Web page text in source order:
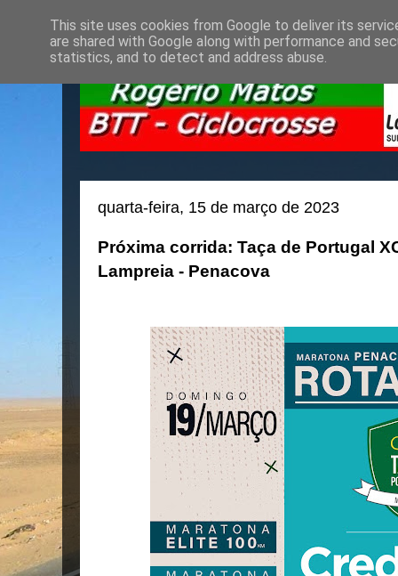
quarta-feira, 15 de março de 2023
Próxima corrida: Taça de Portugal
Lampreia - Penacova
This site uses cookies from Google to deliver its
are shared with Google along with performance and
statistics, and to detect and address abuse.